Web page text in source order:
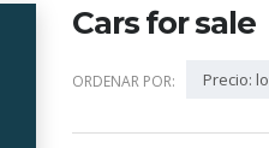
Cars for sale
ORDENAR POR: Precio: